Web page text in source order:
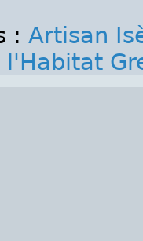
: Artisan
l'Habitat